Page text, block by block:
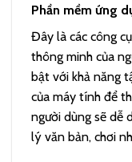
Phần mềm ứng
Đây là các công
thông minh của
bật với khả năng
của máy tính để
người dùng sẽ dễ
lý văn bản, chơi